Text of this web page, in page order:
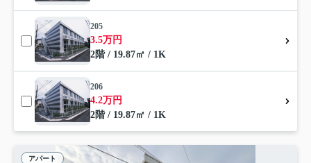
205
3.5万円
2階 / 19.87㎡ / 1K
206
4.2万円
2階 / 19.87㎡ / 1K
アパート